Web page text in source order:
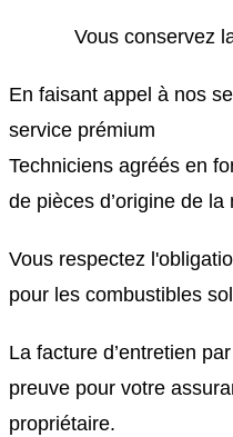
Vous conservez
En faisant appel à nos
service prémium
Techniciens agréés en
de pièces d’origine de la
Vous respectez
pour les combustibles
La facture d’entretien
preuve pour votre
propriétaire.